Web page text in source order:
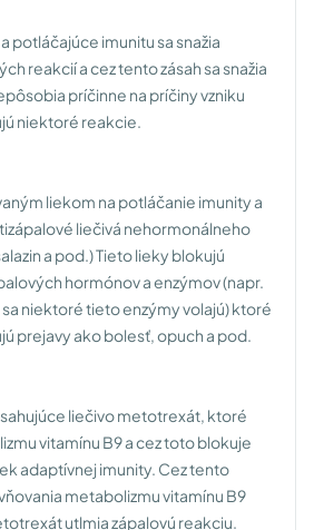
potláčajúce imunitu sa snažia
reakcií a cez tento zásah sa snažia
príčinne na príčiny vzniku
niektoré reakcie.
liekom na potláčanie imunity a
liečivá nehormonálneho
a pod.) Tieto lieky blokujú
hormónov a enzýmov (napr.
niektoré tieto enzýmy volajú) ktoré
prejavy ako bolesť, opuch a pod.
liečivo metotrexát, ktoré
vitamínu B9 a cez toto blokuje
adaptívnej imunity. Cez tento
metabolizmu vitamínu B9
utlmia zápalovú reakciu.